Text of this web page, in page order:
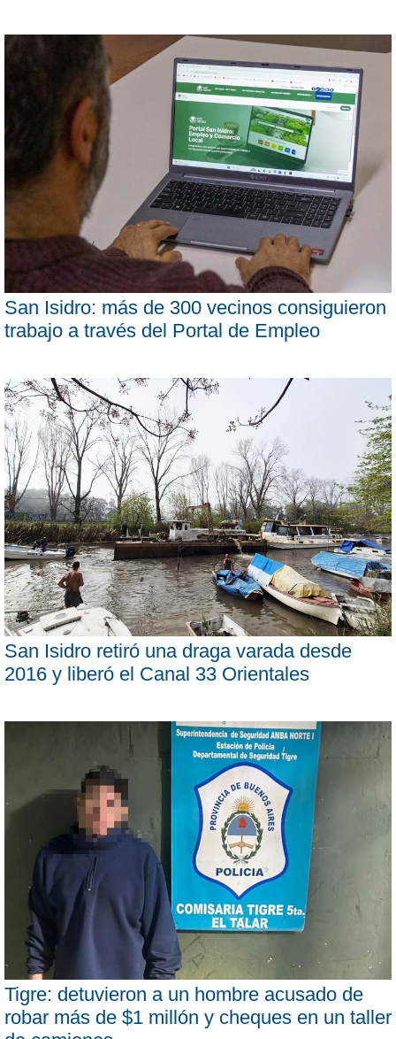
San Isidro: más de 300 vecinos consiguieron
trabajo a través del Portal de Empleo
San Isidro retiró una draga varada desde
2016 y liberó el Canal 33 Orientales
Tigre: detuvieron a un hombre acusado de
robar más de $1 millón y cheques en un taller